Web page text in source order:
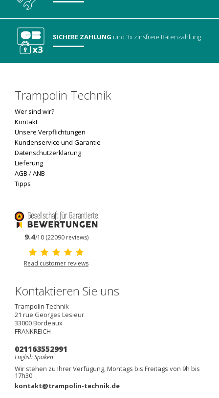
SICHERE ZAHLUNG und 3x zinsfreie Ratenzahlung
Trampolin Technik
Wer sind wir?
Kontakt
Unsere Verpflichtungen
Kundenservice und Garantie
Datenschutzerklärung
Lieferung
AGB /ANB
Tipps
9.4/10 (22090 reviews)
Read customer reviews
Kontaktieren Sie uns
Trampolin Technik
21 rue Georges Lesieur
33000Bordeaux
FRANKREICH
021163552991
English Spoken
Wir stehen zu Ihrer Verfügung, Montags bis Freitags von 9h bis
17h30
kontakt@trampolin-technik.de